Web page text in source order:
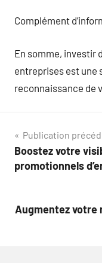
Complément
En somme, investir
entreprises est
reconnaissance de
Navigation
de
Publication
Boostez votre
promotionnels
Augmentez